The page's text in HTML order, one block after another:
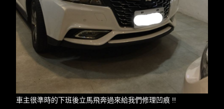
車主很準時的下班後立馬飛奔過來給我們修理凹痕 !!